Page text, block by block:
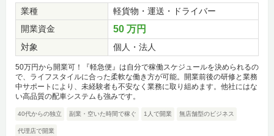
業種
軽貨物・運送・ドライバー
開業資金
50 万円
対象 個人・法人
50万円から開業可！『軽急便』は自分で稼働スケジュールを決められるの
で、ライフスタイルに合った柔軟な働き方が可能。開業前後の研修と業務
中サポートにより、未経験者も不安なく業務に取り組めます。他社にはな
い高品質の配車システムも強みです。
40代からの独立 副業・空いた時間で稼ぐ 1人で開業 無店舗型のビジネス
代理店で開業